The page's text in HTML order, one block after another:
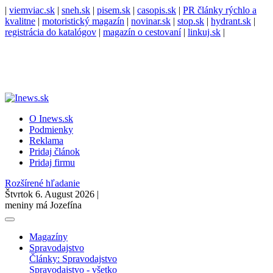
| viemviac.sk | sneh.sk | pisem.sk | casopis.sk | PR články rýchlo a
kvalitne | motoristický magazín | novinar.sk | stop.sk | hydrant.sk |
registrácia do katalógov | magazín o cestovaní| linkuj.sk |
O Inews.sk
Podmienky
Reklama
Pridaj článok
Pridaj firmu
Rozšírené hľadanie
Štvrtok 6. August 2026 |
meniny má Jozefína
Magazíny
Spravodajstvo
Články: Spravodajstvo
Spravodajstvo - všetko